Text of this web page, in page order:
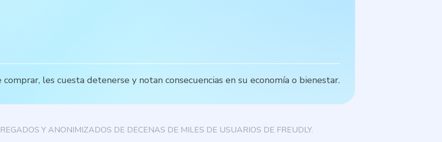
les cuesta detenerse y notan consecuencias en su economía o bienestar.
Y ANONIMIZADOS DE DECENAS DE MILES DE USUARIOS DE FREUDLY.